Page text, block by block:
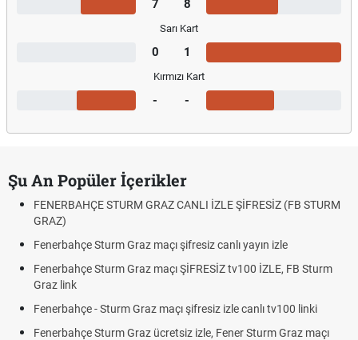
7 8
Sarı Kart
0 1
Kırmızı Kart
- -
Şu An Popüler İçerikler
FENERBAHÇE STURM GRAZ CANLI İZLE ŞİFRESİZ (FB STURM
GRAZ)
Fenerbahçe Sturm Graz maçı şifresiz canlı yayın izle
Fenerbahçe Sturm Graz maçı ŞİFRESİZ tv100 İZLE, FB Sturm
Graz link
Fenerbahçe - Sturm Graz maçı şifresiz izle canlı tv100 linki
Fenerbahçe Sturm Graz ücretsiz izle, Fener Sturm Graz maçı